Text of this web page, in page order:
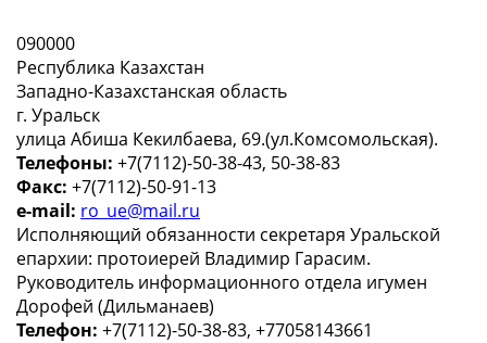
090000
Республика Казахстан
Западно-Казахстанская область
г. Уральск
улица Абиша Кекилбаева, 69.(ул.Комсомольская).
Телефоны: +7(7112)-50-38-43, 50-38-83
Факс: +7(7112)-50-91-13
e-mail: ro_ue@mail.ru
Исполняющий обязанности секретаря Уральской
епархии: протоиерей Владимир Гарасим.
Руководитель информационного отдела игумен
Дорофей (Дильманаев)
Телефон: +7(7112)-50-38-83, +77058143661